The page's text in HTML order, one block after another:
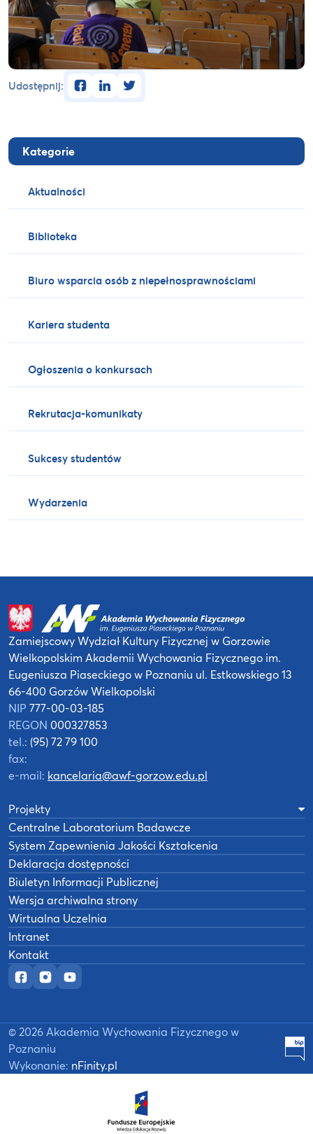
Kategorie
Aktualności
Biblioteka
Biuro wsparcia osób z niepełnosprawnościami
Kariera studenta
Ogłoszenia o konkursach
Rekrutacja-komunikaty
Sukcesy studentów
Wydarzenia
Udostępnij: facebooklinkedintwitter
Oficjalny fanpage w serwisie Facebook
Oficjalny profil na Instagramie
Oficjalny kanał YouTube
Zamiejscowy Wydział Kultury Fizycznej w Gorzowie
Wielkopolskim Akademii Wychowania Fizycznego im.
Eugeniusza Piaseckiego w Poznaniu ul. Estkowskiego 13
66-400 Gorzów Wielkopolski
NIP 777-00-03-185
REGON 000327853
tel.: (95) 72 79 100
fax:
e-mail: kancelaria@awf-gorzow.edu.pl
Projekty
Centralne Laboratorium Badawcze
System Zapewnienia Jakości Kształcenia
Deklaracja dostępności
Biuletyn Informacji Publicznej
Wersja archiwalna strony
Wirtualna Uczelnia
Intranet
Kontakt
© 2026 Akademia Wychowania Fizycznego w
Poznaniu
Wykonanie: nFinity.pl